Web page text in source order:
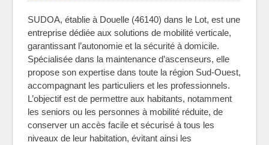
SUDOA, établie à Douelle (46140) dans le Lot, est une
entreprise dédiée aux solutions de mobilité verticale,
garantissant l’autonomie et la sécurité à domicile.
Spécialisée dans la maintenance d’ascenseurs, elle
propose son expertise dans toute la région Sud-Ouest,
accompagnant les particuliers et les professionnels.
L’objectif est de permettre aux habitants, notamment
les seniors ou les personnes à mobilité réduite, de
conserver un accès facile et sécurisé à tous les
niveaux de leur habitation, évitant ainsi les